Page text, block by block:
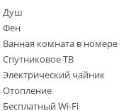
Душ
Фен
Ванная комната в номере
Спутниковое ТВ
Электрический чайник
Отопление
Бесплатный Wi-Fi